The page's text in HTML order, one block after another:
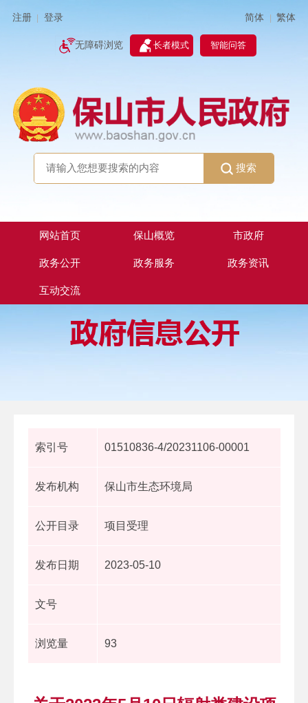
注册 登录 简体 | 繁体
无障碍浏览 长者模式 智能问答
搜索
网站首页 保山概览 市政府
政务公开 政务服务 政务资讯
互动交流
索引号 01510836-4/20231106-00001
发布机构 保山市生态环境局
公开目录 项目受理
发布日期 2023-05-10
文号
浏览量 93